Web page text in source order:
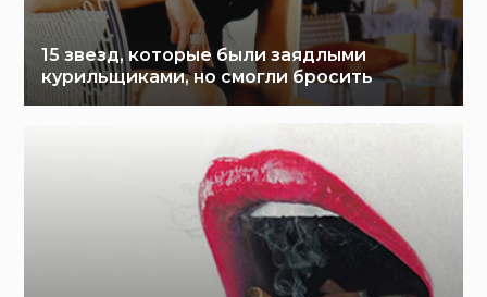
15 звезд, которые были заядлыми
курильщиками, но смогли бросить